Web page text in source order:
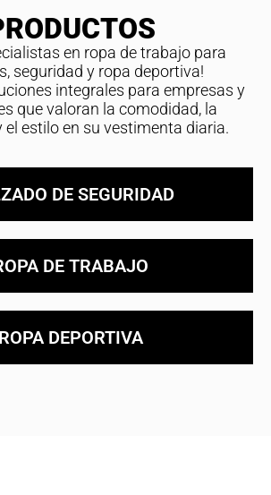
en ropa de trabajo para
seguridad y ropa deportiva!
integrales para empresas y
que valoran la comodidad, la
el estilo en su vestimenta diaria.
DE SEGURIDAD
DE TRABAJO
ROPA DEPORTIVA